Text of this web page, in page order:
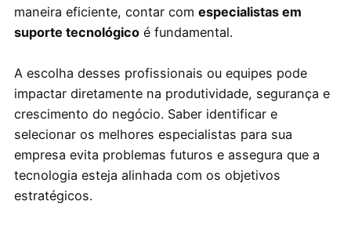
maneira eficiente, contar com especialistas em
suporte tecnológicoé fundamental.
A escolha desses profissionais ou equipes pode
impactar diretamente na produtividade, segurança e
crescimento do negócio. Saber identificar e
selecionar os melhores especialistas para sua
empresa evita problemas futuros e assegura que a
tecnologia esteja alinhada com os objetivos
estratégicos.